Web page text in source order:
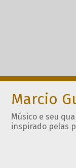
Marcio
Músico e seu
inspirado pelas